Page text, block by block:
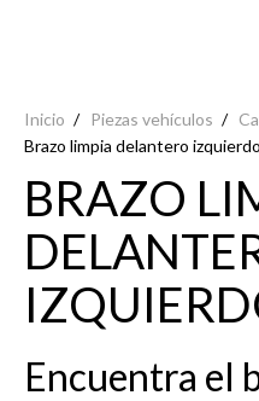
Inicio Piezas vehículos
Brazo limpia delantero izquierdo
BRAZO
Encuentra el